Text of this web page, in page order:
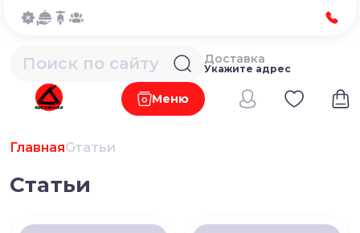
Меню
Доставка
Укажите адрес
ГлавнаяСтатьи
Статьи